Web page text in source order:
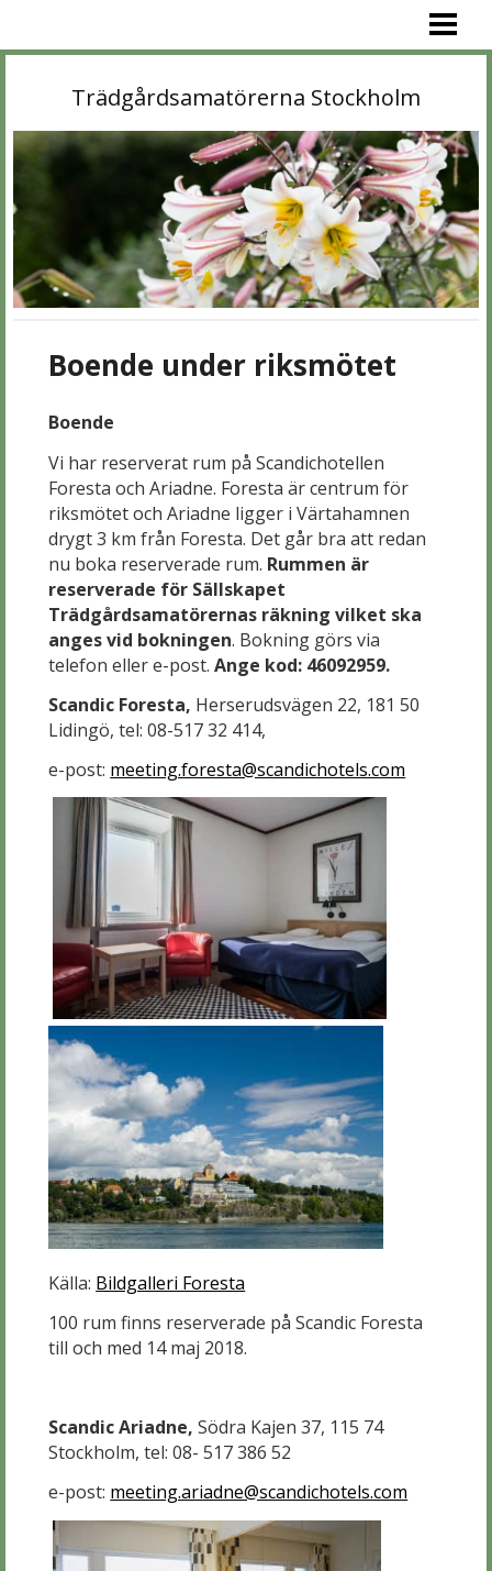
TRÄDGÅRDAR
KONTAKT
Trädgårdsamatörerna Stockholm
Boende under riksmötet
Boende
Vi har reserverat rum på Scandichotellen
Foresta och Ariadne. Foresta är centrum för
riksmötet och Ariadne ligger i Värtahamnen
drygt 3 km från Foresta. Det går bra att redan
nu boka reserverade rum. Rummen är
reserverade för Sällskapet
Trädgårdsamatörernas räkning vilket ska
anges vid bokningen. Bokning görs via
telefon eller e-post.Ange kod: 46092959.
Scandic Foresta, Herserudsvägen 22, 181 50
Lidingö, tel: 08-517 32 414,
e-post: meeting.foresta@scandichotels.com
Källa: Bildgalleri Foresta
100 rum finns reserverade på Scandic Foresta
till och med 14 maj 2018.
Scandic Ariadne,Södra Kajen 37, 115 74
Stockholm, tel: 08- 517 386 52
e-post: meeting.ariadne@scandichotels.com